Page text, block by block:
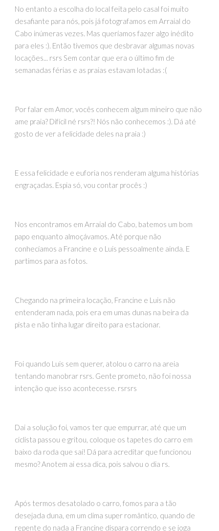
No entanto a escolha do local feita pelo casal foi muito
desafiante para nós, pois já fotografamos em Arraial do
Cabo inúmeras vezes. Mas queríamos fazer algo inédito
para eles :). Então tivemos que desbravar algumas novas
locações... rsrs Sem contar que era o último fim de
semanadas férias e as praias estavam lotadas :(
Por falar em Amor, vocês conhecem algum mineiro que não
ame praia? Difícil né rsrs?! Nós não conhecemos :). Dá até
gosto de ver a felicidade deles na praia :)
E essa felicidade e euforia nos renderam alguma histórias
engraçadas. Espia só, vou contar procês :)
Nos encontramos em Arraial do Cabo, batemos um bom
papo enquanto almoçávamos. Até porque não
conhecíamos a Francine e o Luis pessoalmente ainda. E
partimos para as fotos.
Chegando na primeira locação, Francine e Luis não
entenderam nada, pois era em umas dunas na beira da
pista e não tinha lugar direito para estacionar.
Foi quando Luis sem querer, atolou o carro na areia
tentando manobrar rsrs. Gente prometo, não foi nossa
intenção que isso acontecesse. rsrsrs
Dai a solução foi, vamos ter que empurrar, até que um
ciclista passou e gritou, coloque os tapetes do carro em
baixo da roda que saí! Dá para acreditar que funcionou
mesmo? Anotem ai essa dica, pois salvou o dia rs.
Após termos desatolado o carro, fomos para a tão
desejada duna, em um clima super romântico, quando de
repente do nada a Francine dispara correndo e se joga